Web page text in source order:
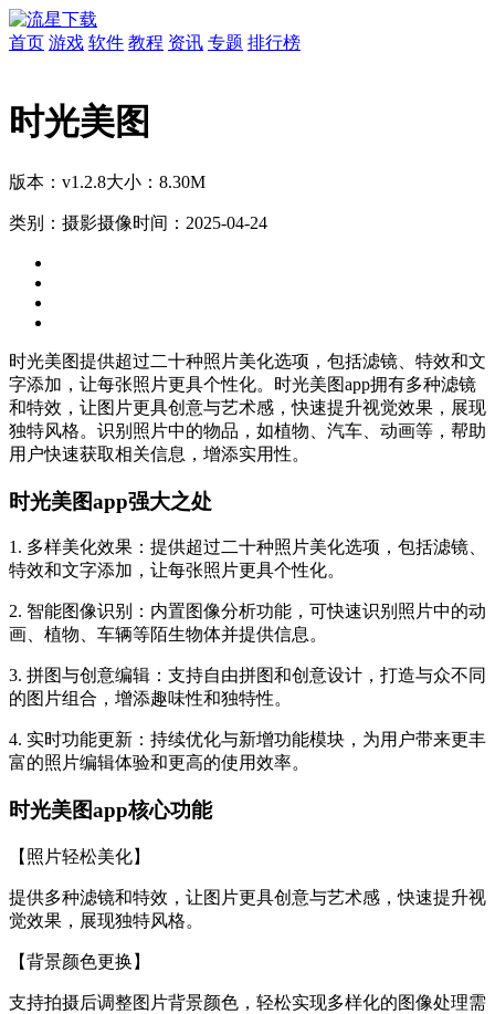
首页 游戏 软件 教程 资讯 专题 排行榜
时光美图
版本：v1.2.8大小：8.30M
类别：摄影摄像时间：2025-04-24
时光美图提供超过二十种照片美化选项，包括滤镜、特效和文
字添加，让每张照片更具个性化。时光美图app拥有多种滤镜
和特效，让图片更具创意与艺术感，快速提升视觉效果，展现
独特风格。识别照片中的物品，如植物、汽车、动画等，帮助
用户快速获取相关信息，增添实用性。
时光美图app强大之处
1. 多样美化效果：提供超过二十种照片美化选项，包括滤镜、
特效和文字添加，让每张照片更具个性化。
2. 智能图像识别：内置图像分析功能，可快速识别照片中的动
画、植物、车辆等陌生物体并提供信息。
3. 拼图与创意编辑：支持自由拼图和创意设计，打造与众不同
的图片组合，增添趣味性和独特性。
4. 实时功能更新：持续优化与新增功能模块，为用户带来更丰
富的照片编辑体验和更高的使用效率。
时光美图app核心功能
【照片轻松美化】
提供多种滤镜和特效，让图片更具创意与艺术感，快速提升视
觉效果，展现独特风格。
【背景颜色更换】
支持拍摄后调整图片背景颜色，轻松实现多样化的图像处理需